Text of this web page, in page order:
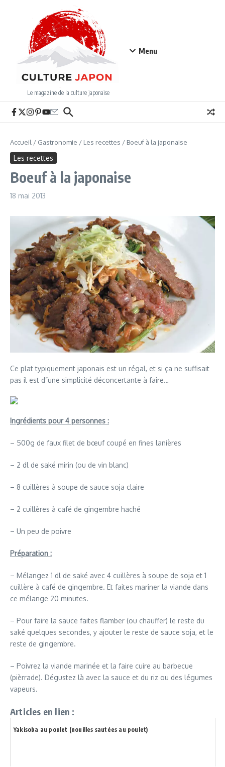
Le magazine de la culture japonaise
Menu
Accueil / Gastronomie / Les recettes / Boeuf à la japonaise
Les recettes
Boeuf à la japonaise
18 mai 2013
Ce plat typiquement japonais est un régal, et si ça ne suffisait
pas il est d”une simplicité déconcertante à faire…
Ingrédients pour 4 personnes :
– 500g de faux filet de bœuf coupé en fines lanières
– 2 dl de saké mirin (ou de vin blanc)
– 8 cuillères à soupe de sauce soja claire
– 2 cuillères à café de gingembre haché
– Un peu de poivre
Préparation :
– Mélangez 1 dl de saké avec 4 cuillères à soupe de soja et 1
cuillère à café de gingembre. Et faites mariner la viande dans
ce mélange 20 minutes.
– Pour faire la sauce faites flamber (ou chauffer) le reste du
saké quelques secondes, y ajouter le reste de sauce soja, et le
reste de gingembre.
– Poivrez la viande marinée et la faire cuire au barbecue
(pièrrade). Dégustez là avec la sauce et du riz ou des légumes
vapeurs.
Articles en lien :
Yakisoba au poulet (nouilles sautées au poulet)